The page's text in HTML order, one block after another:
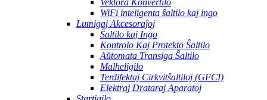
Vektora Konvertilo
WiFi inteligenta ŝaltilo kaj ingo
Lumigaj Akcesoraĵoj
Ŝaltilo kaj Ingo
Kontrolo Kaj Protekto Ŝaltilo
Aŭtomata Transiga Ŝaltilo
Malheligilo
Terdifektaj Cirkvitŝaltiloj (GFCI)
Elektraj Drataraj Aparatoj